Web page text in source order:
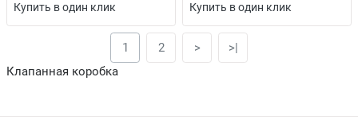
Купить в один клик Купить в один клик
1 2 >
>|
Клапанная коробка